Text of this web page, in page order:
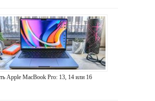
Apple MacBook Pro: 13, 14 или 16